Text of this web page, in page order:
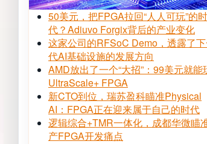
50美元，把FPGA拉回“人人可玩”的时
代？Adiuvo Forgix背后的产业变化
这家公司的RFSoC Demo，透露了
代AI基础设施的发展方向
AMD放出了一个“大招”：99美元就能
UltraScale+ FPGA
新CTO到位，瑞苏盈科瞄准Physical
AI：FPGA正在迎来属于自己的时代
逻辑综合+TMR一体化，成都华微瞄
产FPGA开发痛点